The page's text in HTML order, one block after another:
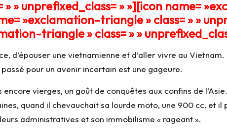
» unprefixed_class= » »][icon name=
»exclamation-triangle » class= » »
triangle » class= » »
d’épouser une vietnamienne et d’aller vivre au
passé pour un avenir incertain est une gageure.
encore vierges, un goût de conquêtes aux confins de
quand il chevauchait sa lourde moto, une 900 cc, et il
administratives et son immobilisme « rageant ».